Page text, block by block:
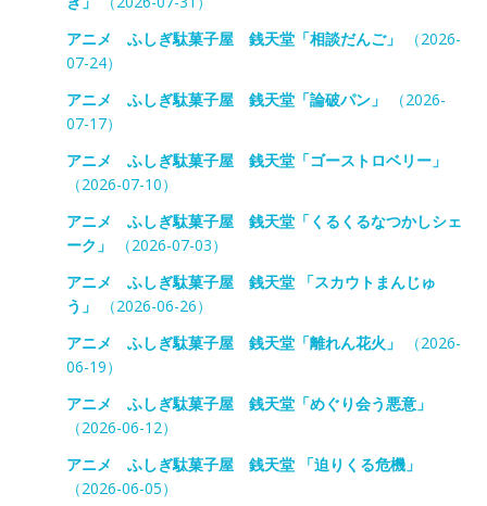
アニメ ふしぎ駄菓子屋 銭天堂「相談だんご」
（2026-
07-24）
アニメ ふしぎ駄菓子屋 銭天堂「論破パン」
（2026-
07-17）
アニメ ふしぎ駄菓子屋 銭天堂「ゴーストロベリー」
（2026-07-10）
アニメ ふしぎ駄菓子屋 銭天堂「くるくるなつかしシェ
ーク」
（2026-07-03）
アニメ ふしぎ駄菓子屋 銭天堂 「スカウトまんじゅ
う」
（2026-06-26）
アニメ ふしぎ駄菓子屋 銭天堂「離れん花火」
（2026-
06-19）
アニメ ふしぎ駄菓子屋 銭天堂「めぐり会う悪意」
（2026-06-12）
アニメ ふしぎ駄菓子屋 銭天堂 「迫りくる危機」
（2026-06-05）